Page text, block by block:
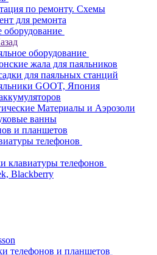
по ремонту. Схемы
для ремонта
оборудование
оборудование
жала для паяльников
для паяльных станций
GOOT, Япония
Материалы и Аэрозоли
ванны
и планшетов
телефонов
клавиатуры телефонов
Blackberry
телефонов и планшетов